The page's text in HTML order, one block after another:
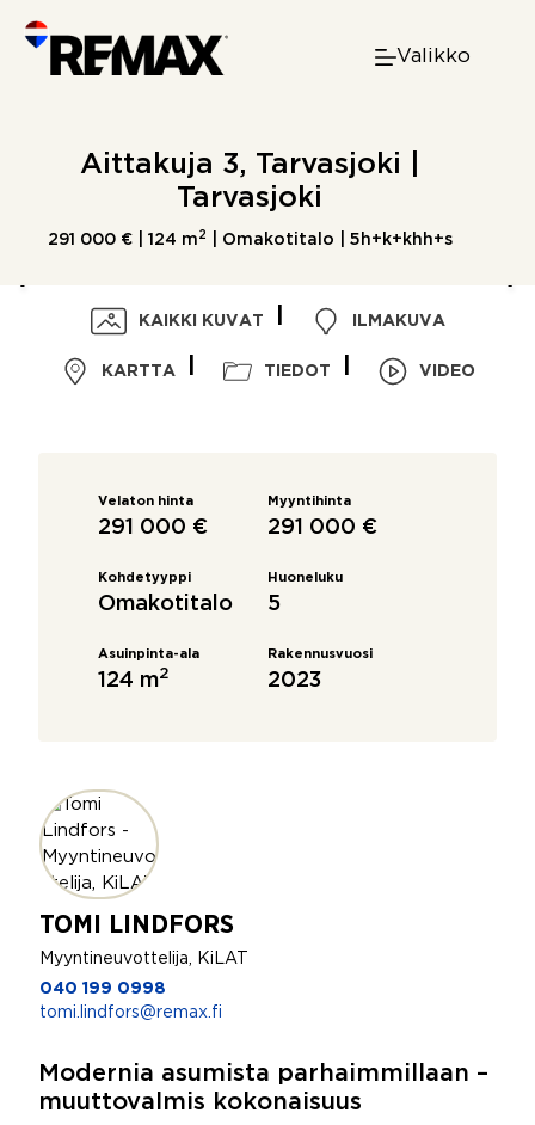
content
Valikko
Aittakuja 3, Tarvasjoki |
Tarvasjoki
291 000 € | 124 m 2 | Omakotitalo | 5h+k+khh+s
KAIKKI KUVAT ILMAKUVA
KARTTA TIEDOT VIDEO
Velaton hinta
291 000 €
Myyntihinta
291 000 €
Kohdetyyppi
Omakotitalo
Huoneluku
5
Asuinpinta-ala
124 m2
Rakennusvuosi
2023
TOMI LINDFORS
Myyntineuvottelija, KiLAT
040 199 0998
tomi.lindfors@remax.fi
Modernia asumista parhaimmillaan –
muuttovalmis kokonaisuus